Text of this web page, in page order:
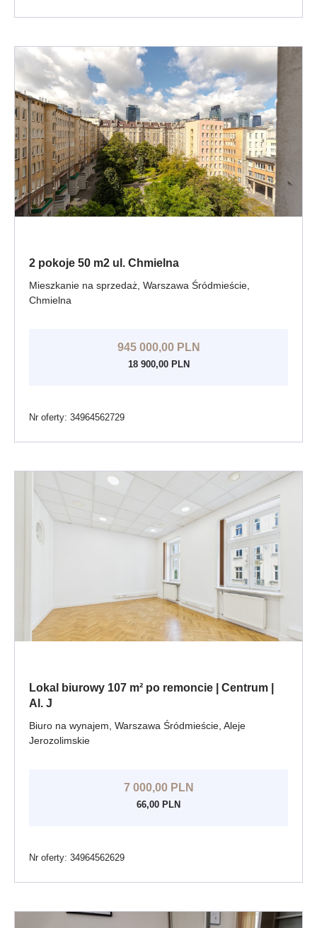
2 pokoje 50 m2 ul. Chmielna
Mieszkanie na sprzedaż, Warszawa Śródmieście,
Chmielna
945 000,00 PLN
18 900,00 PLN
Nr oferty: 34964562729
Lokal biurowy 107 m² po remoncie | Centrum |
Al. J
Biuro na wynajem, Warszawa Śródmieście, Aleje
Jerozolimskie
7 000,00 PLN
66,00 PLN
Nr oferty: 34964562629